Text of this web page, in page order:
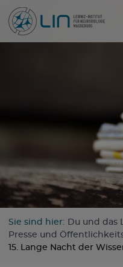
Direkt zum Inhalt
Sie sind hier: Du und das
Presse und
15. Lange Nacht der